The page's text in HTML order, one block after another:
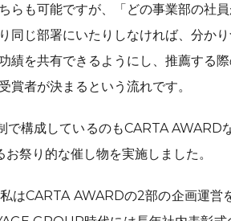
らも可能ですが、「どの事業部の社
同じ部署にいたりしなければ、分か
績を共有できるようにし、推薦する
賞者が決まるという流れです。
で構成しているのもCARTA AWARD
祭り的な催し物を実施しました。
はCARTA AWARDの2部の企画運